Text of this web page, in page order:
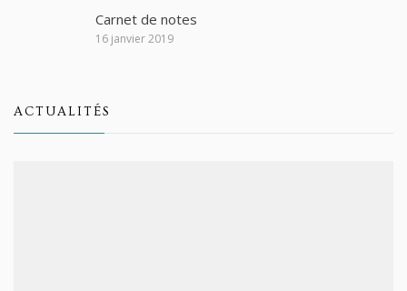
Carnet de notes
16 janvier 2019
ACTUALITÉS